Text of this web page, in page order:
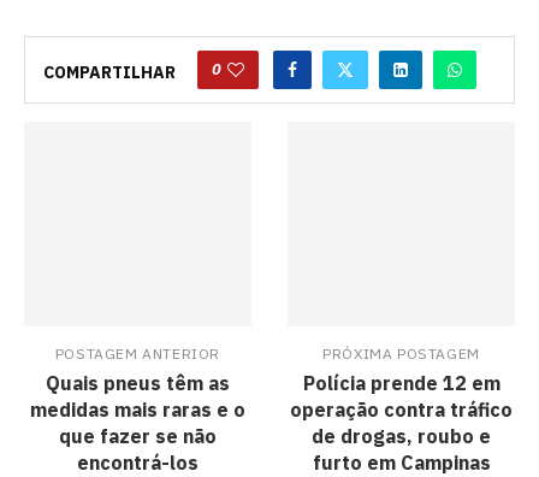
COMPARTILHAR 0
POSTAGEM ANTERIOR
Quais pneus têm as
medidas mais raras e o
que fazer se não
encontrá-los
PRÓXIMA POSTAGEM
Polícia prende 12 em
operação contra tráfico
de drogas, roubo e
furto em Campinas